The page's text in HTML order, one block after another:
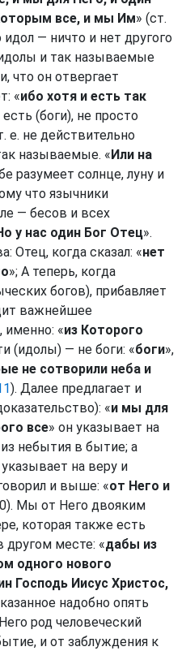
все, и мы Им» (ст.
идол — ничто и нет другого
и так называемые
что он отвергает
«ибо хотя и есть так
есть (боги), не просто
е. не действительно
называемые. «Или на
разумеет солнце, луну и
что язычники
— бесов и всех
у нас один Бог Отец».
Отец, когда сказал: «нет
»; А теперь, когда
богов), прибавляет
важнейшее
именно: «из Которого
(идолы) — не боги: «боги»,
не сотворили неба и
). Далее предлагает и
«и мы для
все» он указывает на
небытия в бытие; а
указывает на веру и
и выше: «от Него и
Мы от Него двояким
которая также есть
другом месте: «дабы из
одного нового
Господь Иисус Христос,
надобно опять
род человеческий
и от заблуждения к